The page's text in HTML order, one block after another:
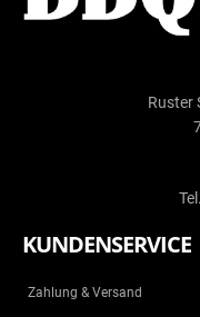
Ruster
KUNDENSERVICE
Zahlung & Versand